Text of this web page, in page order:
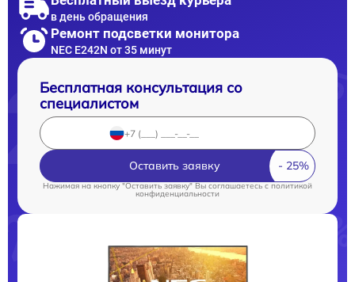
в день обращения
Ремонт подсветки монитора
NEC E242N от 35 минут
Бесплатная консультация со
специалистом
Оставить заявку
Нажимая на кнопку "Оставить заявку" Вы соглашаетесь cполитикой
конфиденциальности